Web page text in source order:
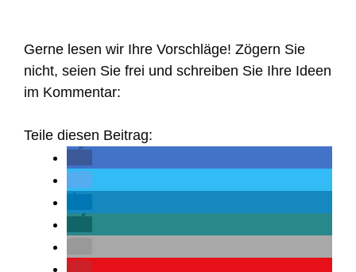
Gerne lesen wir Ihre Vorschläge! Zögern Sie
nicht, seien Sie frei und schreiben Sie Ihre Ideen
im Kommentar:
Teile diesen Beitrag: